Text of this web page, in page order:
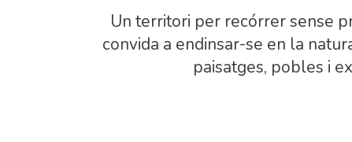
Un territori per recórrer sense
convida a endinsar-se en la
paisatges, pobles i